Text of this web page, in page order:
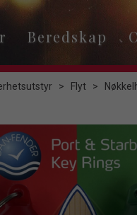
Beredskap
> Flyt >